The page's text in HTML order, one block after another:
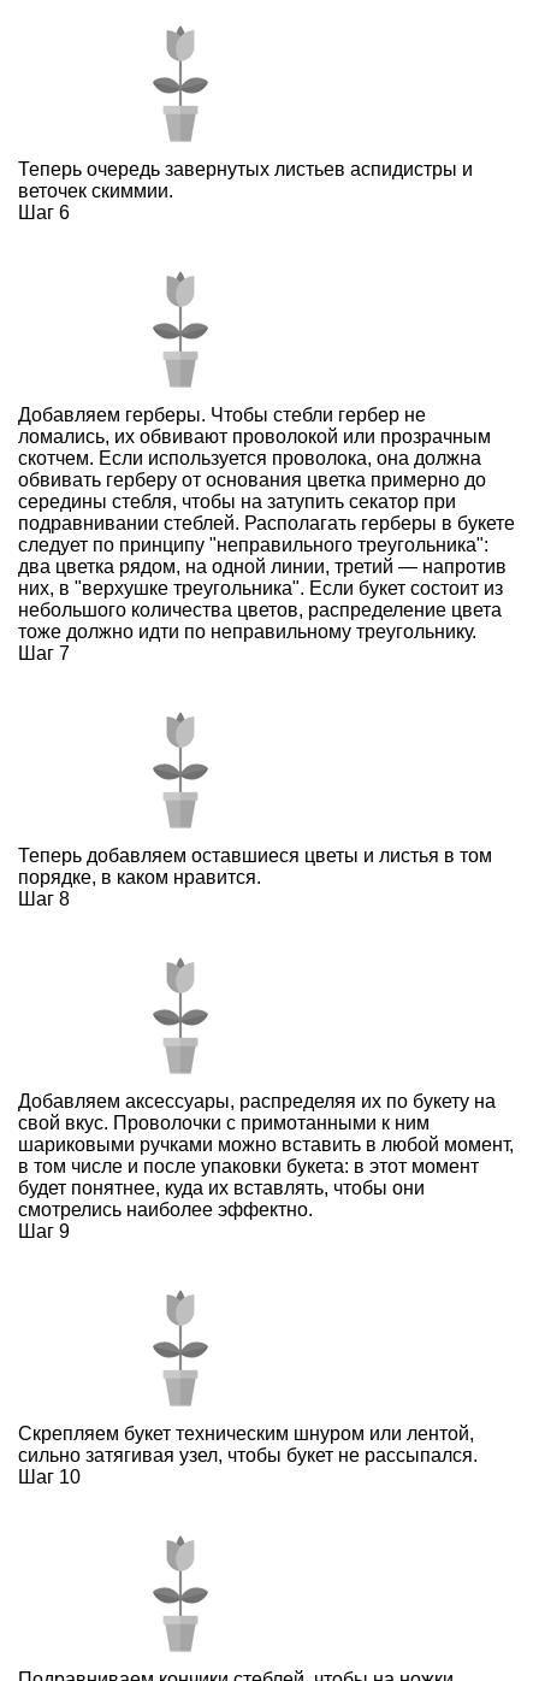
Теперь очередь завернутых листьев аспидистры и
веточек скиммии.
Шаг 6
Добавляем герберы. Чтобы стебли гербер не
ломались, их обвивают проволокой или прозрачным
скотчем. Если используется проволока, она должна
обвивать герберу от основания цветка примерно до
середины стебля, чтобы на затупить секатор при
подравнивании стеблей. Располагать герберы в букете
следует по принципу "неправильного треугольника":
два цветка рядом, на одной линии, третий — напротив
них, в "верхушке треугольника". Если букет состоит из
небольшого количества цветов, распределение цвета
тоже должно идти по неправильному треугольнику.
Шаг 7
Теперь добавляем оставшиеся цветы и листья в том
порядке, в каком нравится.
Шаг 8
Добавляем аксессуары, распределяя их по букету на
свой вкус. Проволочки с примотанными к ним
шариковыми ручками можно вставить в любой момент,
в том числе и после упаковки букета: в этот момент
будет понятнее, куда их вставлять, чтобы они
смотрелись наиболее эффектно.
Шаг 9
Скрепляем букет техническим шнуром или лентой,
сильно затягивая узел, чтобы букет не рассыпался.
Шаг 10